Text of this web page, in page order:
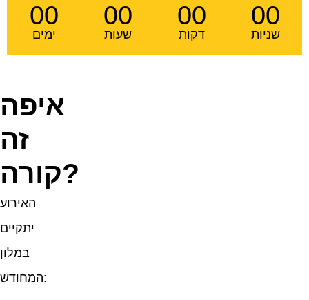
00
ימים
00
שעות
00
דקות
00
שניות
איפה
זה
קורה?​
האירוע
יתקיים
במלון
המחודש: